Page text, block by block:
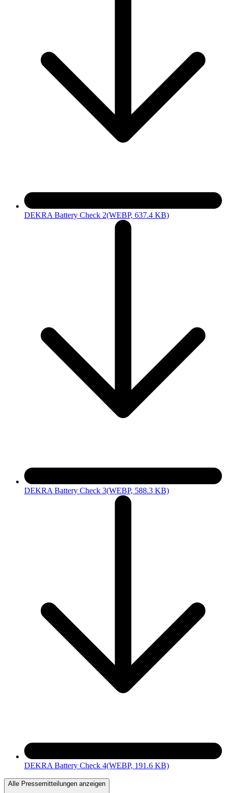
DEKRA Battery Check 2(WEBP, 637.4 KB)
DEKRA Battery Check 3(WEBP, 588.3 KB)
DEKRA Battery Check 4(WEBP, 191.6 KB)
Alle Pressemitteilungen anzeigen